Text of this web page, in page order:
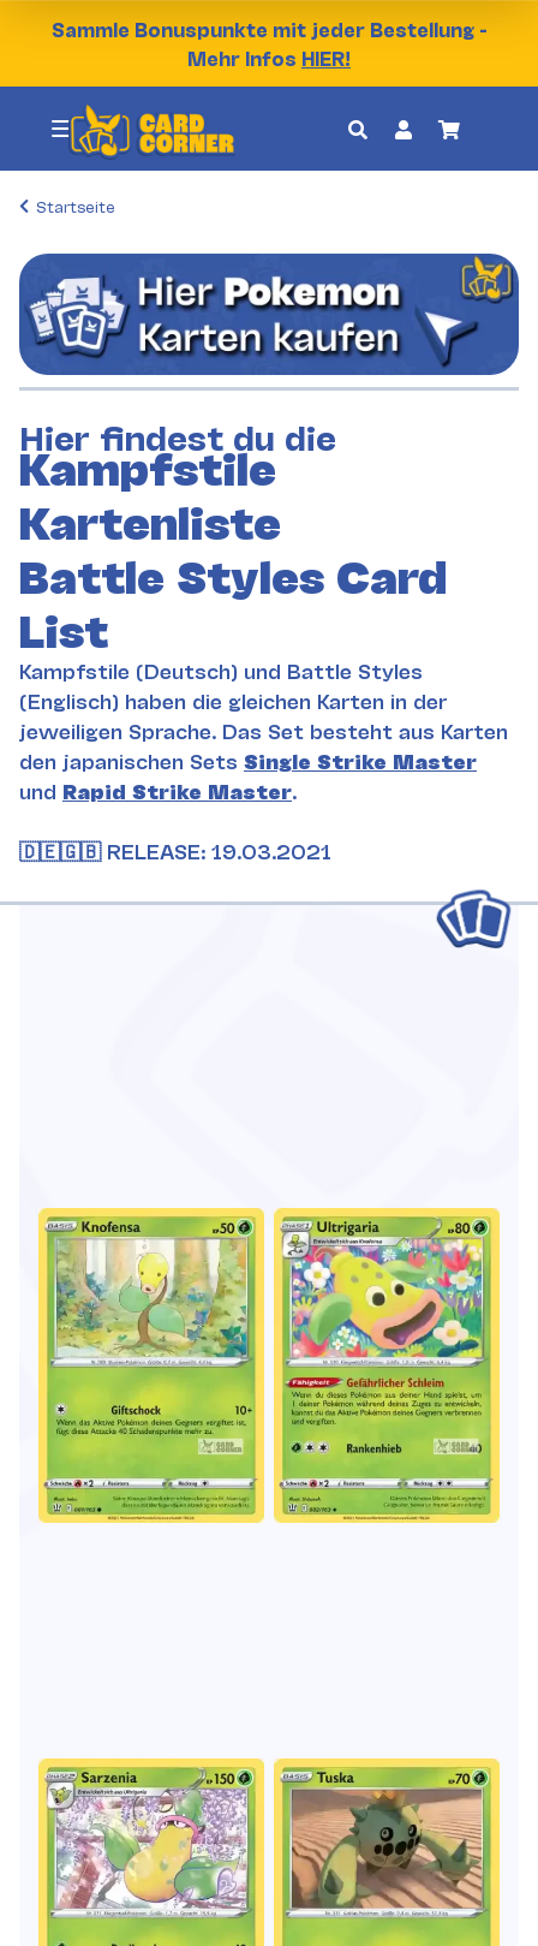
Sammle Bonuspunkte mit jeder Bestellung -
Mehr Infos HIER!
Startseite
Hier findest du die
Kampfstile
Kartenliste
Battle Styles Card
List
Kampfstile (Deutsch) und Battle Styles
(Englisch) haben die gleichen Karten in der
jeweiligen Sprache. Das Set besteht aus Karten
den japanischen Sets Single Strike Master
und Rapid Strike Master.
🇩🇪🇬🇧 RELEASE: 19.03.2021